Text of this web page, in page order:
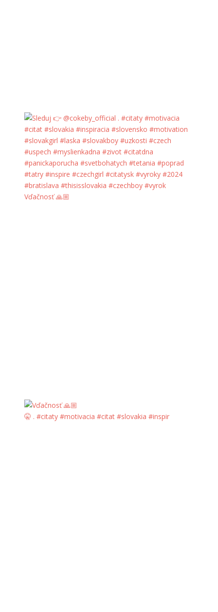
Vďačnosť 🙏🏼
🤫 . #citaty #motivacia #citat #slovakia #inspir